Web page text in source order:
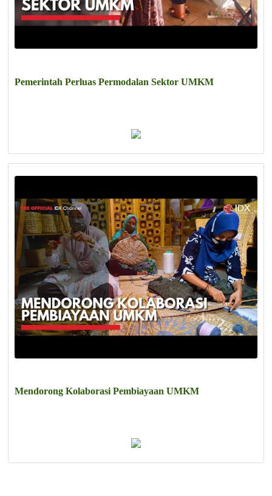
Pemerintah Perluas Permodalan Sektor UMKM
Mendorong Kolaborasi Pembiayaan UMKM